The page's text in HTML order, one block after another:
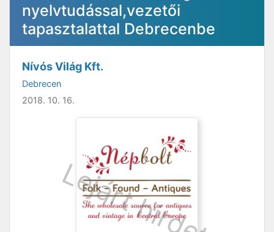
nyelvtudással,vezetői
tapasztalattal Debrecenbe
Nívós Világ Kft.
Debrecen
2018. 10. 16.